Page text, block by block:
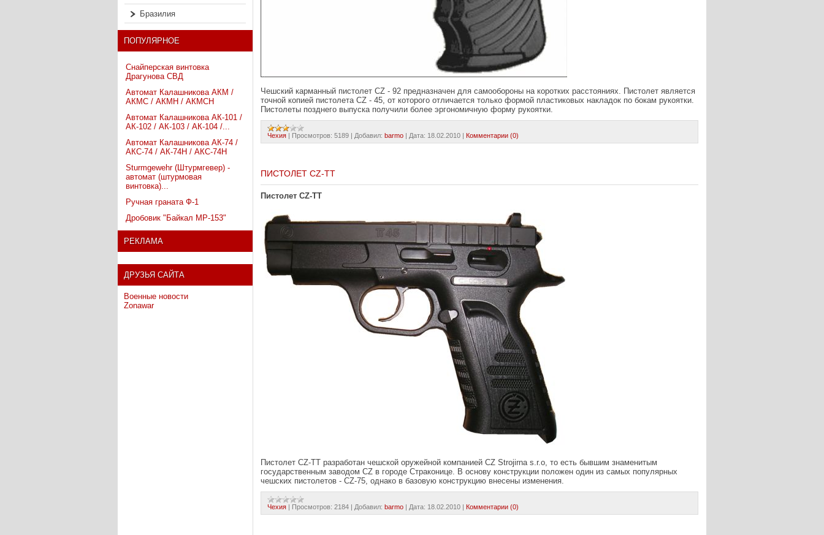
Бразилия
ПОПУЛЯРНОЕ
Снайперская винтовка
Драгунова СВД
Автомат Калашникова АКМ /
АКМС / АКМН / АКМСН
Автомат Калашникова АК-101 /
АК-102 / АК-103 / АК-104 /...
Автомат Калашникова АК-74 /
АКС-74 / АК-74Н / АКС-74Н
Sturmgewehr (Штурмгевер) -
автомат (штурмовая
винтовка)...
Ручная граната Ф-1
Дробовик "Байкал МР-153"
РЕКЛАМА
ДРУЗЬЯ САЙТА
Военные новости
Zonawar
Чешский карманный пистолет CZ - 92 предназначен для самообороны на коротких расстояниях. Пистолет является
точной копией пистолета CZ - 45, от которого отличается только формой пластиковых накладок по бокам рукоятки.
Пистолеты позднего выпуска получили более эргономичную форму рукоятки.
Чехия | Просмотров: 5189 | Добавил: barmo | Дата: 18.02.2010 | Комментарии (0)
ПИСТОЛЕТ CZ-TT
Пистолет CZ-TT
Пистолет CZ-TT разработан чешской оружейной компанией CZ Strojirna s.r.o, то есть бывшим знаменитым
государственным заводом CZ в городе Страконице. В основу конструкции положен один из самых популярных
чешских пистолетов - CZ-75, однако в базовую конструкцию внесены изменения.
Чехия | Просмотров: 2184 | Добавил: barmo | Дата: 18.02.2010 | Комментарии (0)